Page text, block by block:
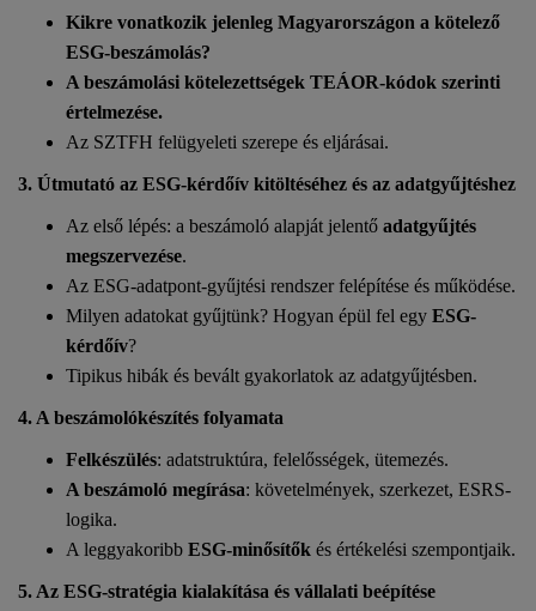
Kikre vonatkozik jelenleg Magyarországon a kötelező
ESG-beszámolás?
A beszámolási kötelezettségek TEÁOR-kódok szerinti
értelmezése.
Az SZTFH felügyeleti szerepe és eljárásai.
3. Útmutató az ESG-kérdőív kitöltéséhez és az adatgyűjtéshez
Az első lépés: a beszámoló alapját jelentő adatgyűjtés
megszervezése.
Az ESG-adatpont-gyűjtési rendszer felépítése és működése.
Milyen adatokat gyűjtünk? Hogyan épül fel egy ESG-
kérdőív?
Tipikus hibák és bevált gyakorlatok az adatgyűjtésben.
4. A beszámolókészítés folyamata
Felkészülés: adatstruktúra, felelősségek, ütemezés.
A beszámoló megírása: követelmények, szerkezet, ESRS-
logika.
A leggyakoribb ESG-minősítők és értékelési szempontjaik.
5. Az ESG-stratégia kialakítása és vállalati beépítése